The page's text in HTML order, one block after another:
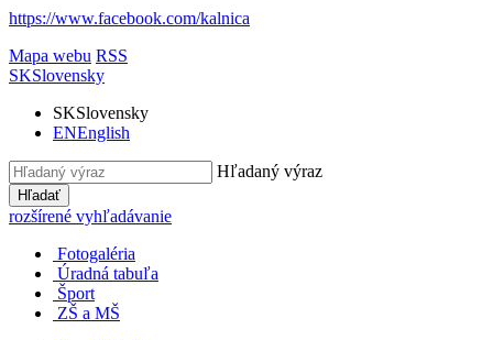
https://www.facebook.com/kalnica
Mapa webu RSS
SKSlovensky
SKSlovensky
ENEnglish
Hľadaný výraz
Hľadať
rozšírené vyhľadávanie
Fotogaléria
Úradná tabuľa
Šport
ZŠ a MŠ